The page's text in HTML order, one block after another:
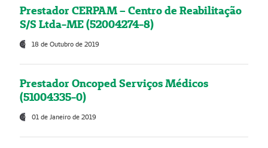
Prestador CERPAM – Centro de Reabilitação
S/S Ltda-ME (52004274-8)
18 de Outubro de 2019
Prestador Oncoped Serviços Médicos
(51004335-0)
01 de Janeiro de 2019